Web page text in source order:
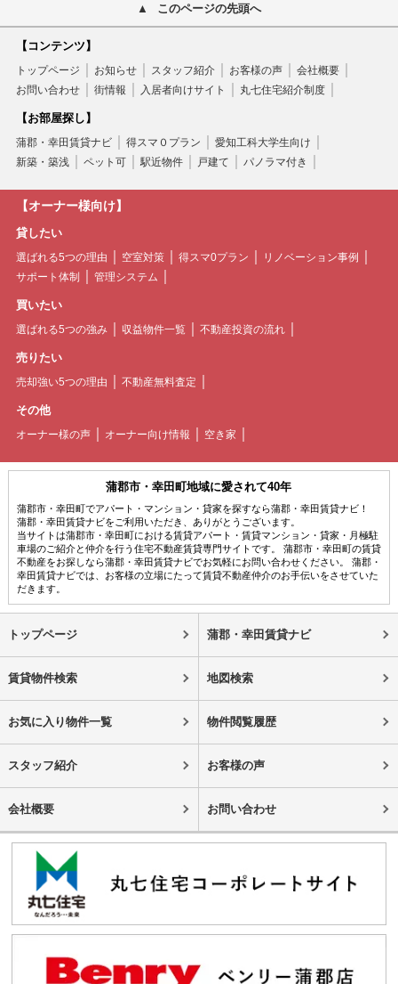
このページの先頭へ
【コンテンツ】
トップページ お知らせ スタッフ紹介 お客様の声
会社概要
お問い合わせ
街情報 入居者向けサイト 丸七住宅紹介制度
【お部屋探し】
蒲郡・幸田賃貸ナビ 得スマ０プラン
愛知工科大学生向け
新築・築浅
ペット可 駅近物件 戸建て パノラマ付き
【オーナー様向け】
貸したい
選ばれる5つの理由 空室対策 得スマ0プラン
リノベーション事例
サポート体制
管理システム
買いたい
選ばれる5つの強み 収益物件一覧 不動産投資の流れ
売りたい
売却強い5つの理由 不動産無料査定
その他
オーナー様の声 オーナー向け情報 空き家
蒲郡市・幸田町地域に愛されて40年
蒲郡市・幸田町でアパート・マンション・貸家を探すなら蒲郡・幸田賃貸ナビ！
蒲郡・幸田賃貸ナビをご利用いただき、ありがとうございます。
当サイトは蒲郡市・幸田町における賃貸アパート・賃貸マンション・貸家・月極駐
車場のご紹介と仲介を行う住宅不動産賃貸専門サイトです。 蒲郡市・幸田町の賃貸
不動産をお探しなら蒲郡・幸田賃貸ナビでお気軽にお問い合わせください。 蒲郡・
幸田賃貸ナビでは、お客様の立場にたって賃貸不動産仲介のお手伝いをさせていた
だきます。
トップページ 蒲郡・幸田賃貸ナビ
賃貸物件検索 地図検索
お気に入り物件一覧 物件閲覧履歴
スタッフ紹介 お客様の声
会社概要 お問い合わせ